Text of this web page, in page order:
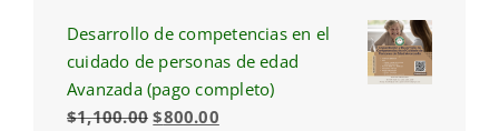
Desarrollo de competencias en el
cuidado de personas de edad
Avanzada (pago completo)
$1,100.00 Original
$800.00Current